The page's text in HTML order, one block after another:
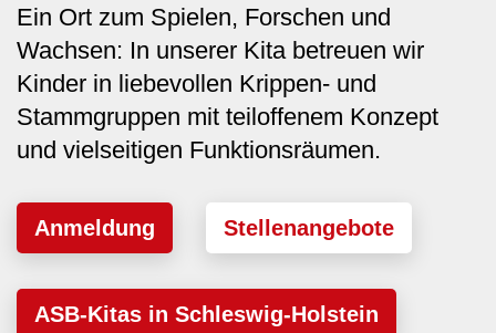
Ein Ort zum Spielen, Forschen und
Wachsen: In unserer Kita betreuen wir
Kinder in liebevollen Krippen- und
Stammgruppen mit teiloffenem Konzept
und vielseitigen Funktionsräumen.
Anmeldung Stellenangebote
ASB-Kitas in Schleswig-Holstein